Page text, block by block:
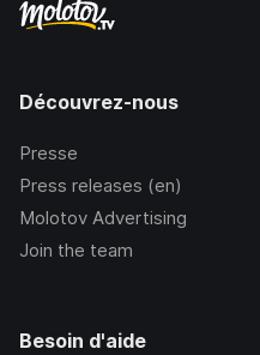
Découvrez-nous
Presse
Press releases (en)
Molotov Advertising
Join the team
Besoin d'aide